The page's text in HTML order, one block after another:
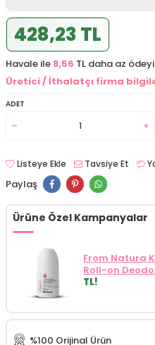
428,23 TL
Havale ile 8,56 TL daha az
Üretici / İthalatçı firma
ADET
Listeye Ekle Tavsiye Et
Paylaş
Ürüne Özel Kampanyalar
From Natura
Roll-on
TL!
%100 Orijinal Ürün